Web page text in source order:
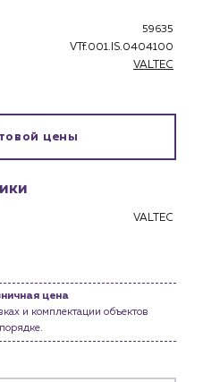
систем
59635
VTf.001.IS.0404100
VALTEC
цены
VALTEC
цена
и комплектации объектов